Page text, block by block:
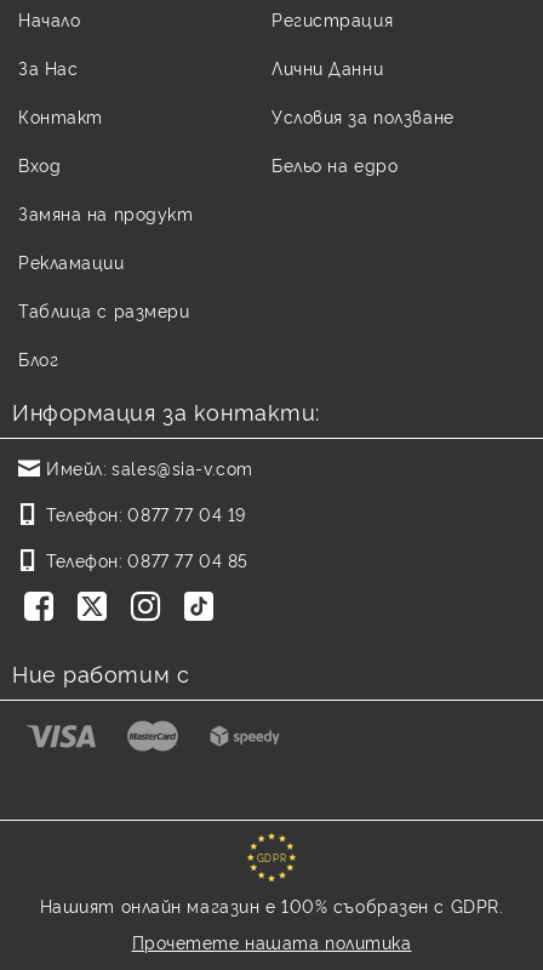
Начало
За Нас
Контакт
Вход
Регистрация
Лични Данни
Условия за ползване
Бельо на едро
Замяна на продукт
Рекламации
Таблица с размери
Блог
Информация за контакти:
Имейл: sales@sia-v.com
Телефон: 0877 77 04 19
Телефон: 0877 77 04 85
Ние работим с
GDPR
Нашият онлайн магазин е 100% съобразен с GDPR.
Прочетете нашата политика